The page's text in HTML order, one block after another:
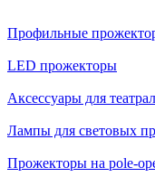
Профильные
LED прожекторы
Аксессуары для
Лампы для световых
Прожекторы на pole-